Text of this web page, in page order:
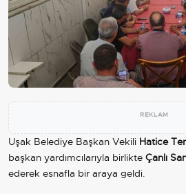
REKLAM
Uşak Belediye Başkan Vekili Hatice
başkan yardımcılarıyla birlikte Çanlı
ederek esnafla bir araya geldi.